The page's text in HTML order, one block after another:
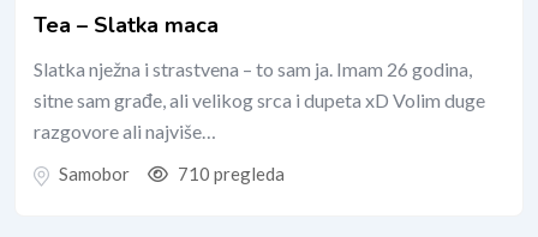
Tea – Slatka maca
Slatka nježna i strastvena – to sam ja. Imam 26 godina,
sitne sam građe, ali velikog srca i dupeta xD Volim duge
razgovore ali najviše…
Samobor 710 pregleda